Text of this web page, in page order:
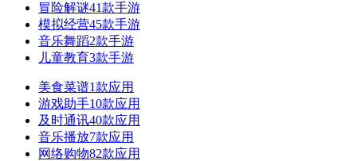
冒险解谜41款手游
模拟经营45款手游
音乐舞蹈2款手游
儿童教育3款手游
美食菜谱1款应用
游戏助手10款应用
及时通讯40款应用
音乐播放7款应用
网络购物82款应用